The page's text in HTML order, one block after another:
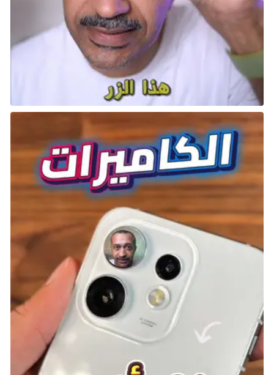
Amazon والمزودة بتقنية Claude AI، فقد يتم أيضًا تضمين
Apple Intelligence في الجيل التالي من HomePod mini.
التوقعات حول AirPods Pro 3
من المتوقع أن تصدر Apple إصدارًا معاد تصميمه من
AirPods Pro في عام 2025، وفقًا لمارك غورمان من
Bloomberg. من المحتمل أن يشمل التحديث جودة صوت
محسّنة وتصميمًا محسنًا وشريحة أسرع.
قادرة على اكتشاف مشاكل السمع. بالإضافة إلى ذلك، يتم
تطوير مستشعرات صحية جديدة، والتي يمكن أن تتيح ميزات
مثل قراءة درجة حرارة الجسم من قناة الأذن وتحسين وظائف
السمع مثل تعزيز المحادثة والاستماع المباشر.
من المتوقع أن يتمتع AirPods Pro من الجيل التالي بإلغاء
على الرغم من عدم توفر تفاصيل محددة حول كيفية تحسين
التوقعات حول Apple TV الجديد
تقوم Apple بتطوير Apple TV جديد بمعالج أسرع، مع
الاحتفاظ بنفس تصميم الطراز الحالي. في البداية، اقترح مارك